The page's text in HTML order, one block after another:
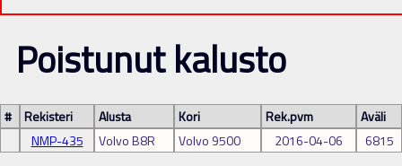
Poistunut kalusto
# Rekisteri Alusta Kori Rek.pvm
Aväli
NMP-435
Volvo B8R Volvo 9500 2016-04-06 6815